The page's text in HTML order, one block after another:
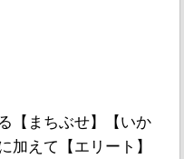
【まちぶせ】【いか
加えて【エリート】